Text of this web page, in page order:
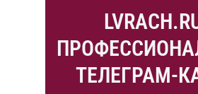
ТЕЛЕГРАМ-